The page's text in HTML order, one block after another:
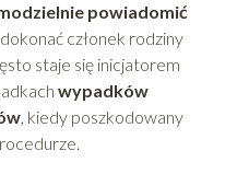
powiadomić
członek rodziny
staje się inicjatorem
wypadków
, kiedy poszkodowany